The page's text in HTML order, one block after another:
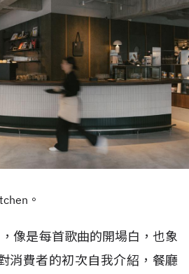
。
像是每首歌曲的開場白，也象
消費者的初次自我介紹，餐廳